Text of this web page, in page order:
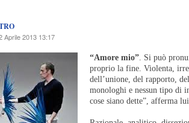
Aprile 2013 13:17
“Amore mio”. Si può
proprio la fine. Violenta,
dell’unione, del rapporto,
monologhi e nessun tipo di
cose siano dette”, afferma